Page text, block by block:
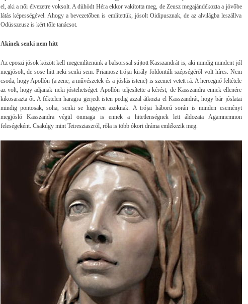
el, aki a női élvezetre voksolt. A dühödt Héra ekkor vakította meg, de Zeusz megajándékozta a jövőbe
látás képességével. Ahogy a bevezetőben is említettük, jósolt Oidipusznak, de az alvilágba leszállva
Odüsszeusz is kért tőle tanácsot.
Akinek senki nem hitt
Az eposzi jósok között kell megemlítenünk a balsorssal sújtott Kasszandrát is, aki mindig mindent jól
megjósolt, de sose hitt neki senki sem. Priamosz trójai király földöntúli szépségéről volt híres. Nem
csoda, hogy Apollón (a zene, a művészetek és a jóslás istene) is szemet vetett rá. A hercegnő feltétele
az volt, hogy adjanak neki jóstehetséget. Apollón teljesítette a kérést, de Kasszandra ennek ellenére
kikosarazta őt. A féktelen haragra gerjedt isten pedig azzal átkozta el Kasszandrát, hogy bár jóslatai
mindig pontosak, soha, senki se higgyen azoknak. A trójai háború során is minden eseményt
megjósló Kasszandra végül önmaga is ennek a hitetlenségnek lett áldozata Agamnemnon
feleségeként. Csakúgy mint Teiresziaszról, rőla is több ókori dráma emlékezik meg.